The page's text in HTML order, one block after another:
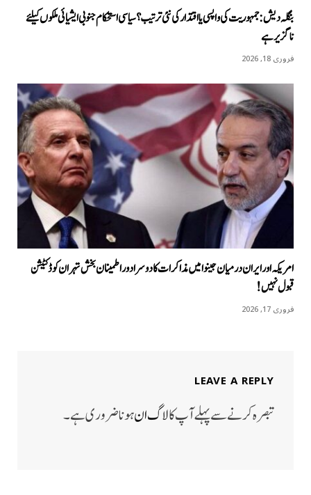
بنگلہ دیش: جمہوریت کی واپسی یا اقتدار کی نئی ترتیب؟ سیاسی استحکام جنوبی ایشیائی ملکوں کیلئے
ناگزیر ہے
فروری 18, 2026
امریکہ اور ایران درمیان جینوا میں مذاکرات کا دوسرا دور اطمینان بخش تہران کو ڈکٹیشن
قبول نہیں!
فروری 17, 2026
LEAVE A REPLY
تبصرہ کرنے سے پہلے آپ کالاگ انہونا ضروری ہے۔